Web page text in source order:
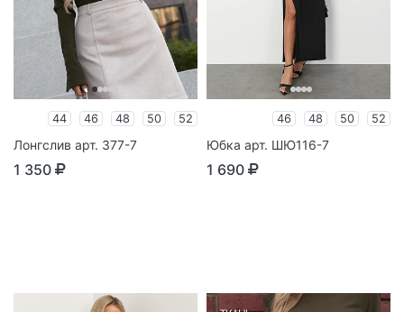
44 46 48 50 52
Лонгслив арт. 377-7
1 350
46 48 50 52
Юбка арт. ШЮ116-7
1 690